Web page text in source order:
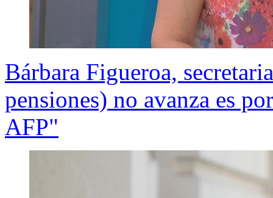
Bárbara Figueroa,
pensiones) no avanza es
AFP"